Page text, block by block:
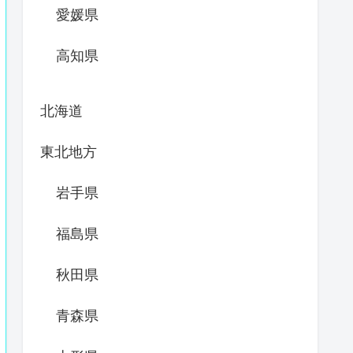
愛媛県
高知県
北海道
東北地方
岩手県
福島県
秋田県
青森県